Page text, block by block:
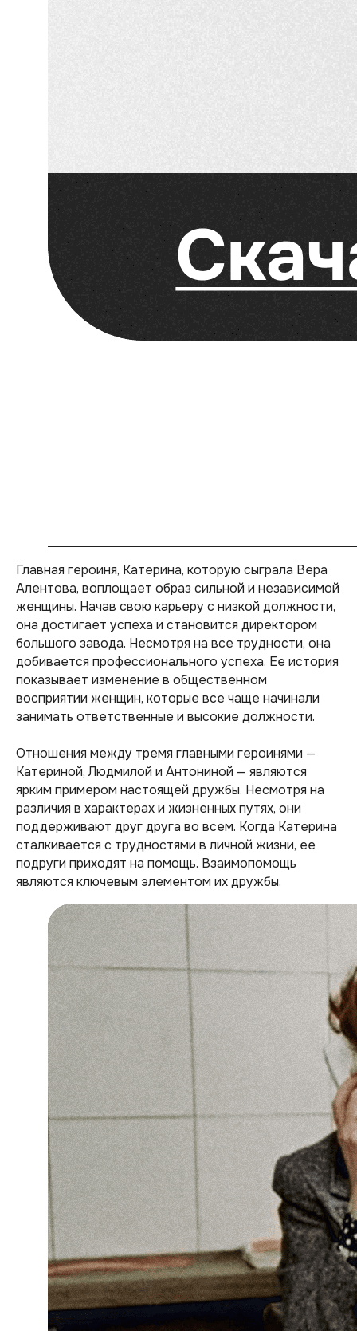
Главная героиня, Катерина, которую сыграла Вера
Алентова, воплощает образ сильной и независимой
женщины. Начав свою карьеру с низкой должности,
она достигает успеха и становится директором
большого завода. Несмотря на все трудности, она
добивается профессионального успеха. Ее история
показывает изменение в общественном
восприятии женщин, которые все чаще начинали
занимать ответственные и высокие должности.
Отношения между тремя главными героинями —
Катериной, Людмилой и Антониной — являются
ярким примером настоящей дружбы. Несмотря на
различия в характерах и жизненных путях, они
поддерживают друг друга во всем. Когда Катерина
сталкивается с трудностями в личной жизни, ее
подруги приходят на помощь. Взаимопомощь
являются ключевым элементом их дружбы.